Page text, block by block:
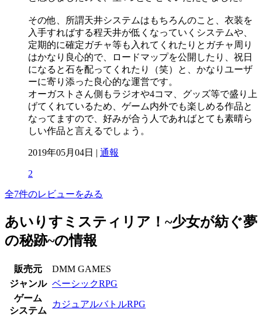
その他、所謂天井システムはもちろんのこと、衣装を
入手すればする程天井が低くなっていくシステムや、
定期的に確定ガチャ等も入れてくれたりとガチャ周り
はかなり良心的で、ロードマップを公開したり、祝日
になると石を配ってくれたり（笑）と、かなりユーザ
ーに寄り添った良心的な運営です。
オーガストさん側もラジオや4コマ、グッズ等で盛り上
げてくれているため、ゲーム内外でも楽しめる作品と
なってますので、好みが合う人であればとても素晴ら
しい作品と言えるでしょう。
2019年05月04日 | 通報
2
全7件のレビューをみる
あいりすミスティリア！~少女が紡ぐ夢
の秘跡~の情報
販売元
DMM GAMES
ジャンル ベーシックRPG
ゲーム
システム
カジュアルバトルRPG